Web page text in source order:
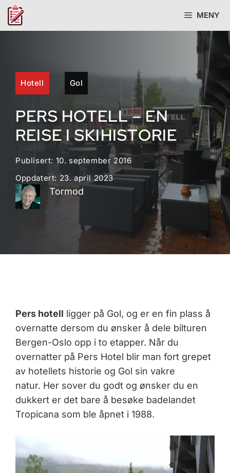
Hopp
MENY
Hotell Gol
PERS HOTELL – EN
REISE I SKIHISTORIE
Publisert: 10. september 2016
Oppdatert: 23. april 2023
Tormod
Pers hotell ligger på Gol, og er en fin plass å
overnatte dersom du ønsker å dele bilturen
Bergen-Oslo opp i to etapper. Når du
overnatter på Pers Hotel blir man fort grepet
av hotellets historie og Gol sin vakre
natur. Her sover du godt og ønsker du en
dukkert er det bare å besøke badelandet
Tropicana som ble åpnet i 1988.